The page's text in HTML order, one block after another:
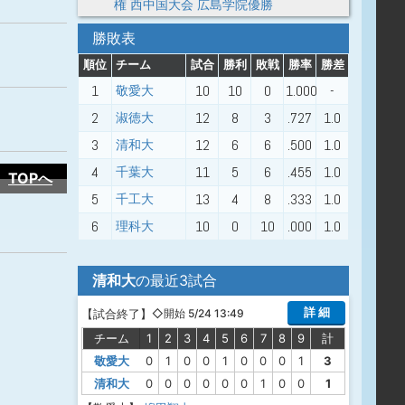
TOPへ
権 西中国大会 広島学院優勝
勝敗表
順位 チーム 試合 勝利 敗戦 勝率 勝差
1 敬愛大 10 10 0 1.000
-
2
淑徳大 12 8 3 .727
1.0
3
清和大 12 6 6 .500
1.0
4
千葉大 11 5 6 .455
1.0
5
千工大 13 4 8 .333
1.0
6
理科大 10 0 10 .000 1.0
清和大の最近3試合
【試合終了】 ◇開始 5/24 13:49
詳 細
チーム
1 2 3 4 5 6 7 8 9
計
敬愛大
0 1 0 0 1 0 0 0 1
3
清和大
0 0 0 0 0 0 1 0 0
1